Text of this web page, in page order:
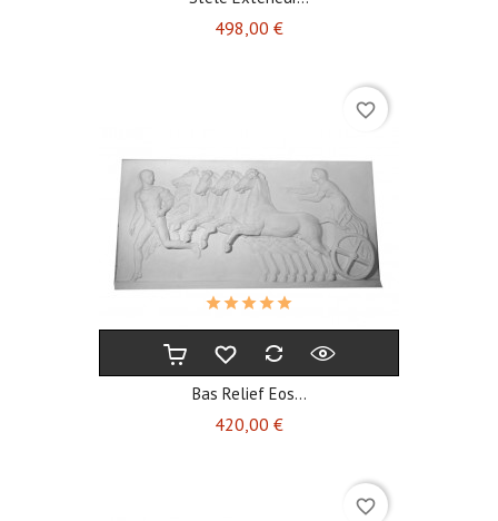
498,00 €Prix
Bas Relief Eos...
420,00 €Prix
favorite_border
favorite_border